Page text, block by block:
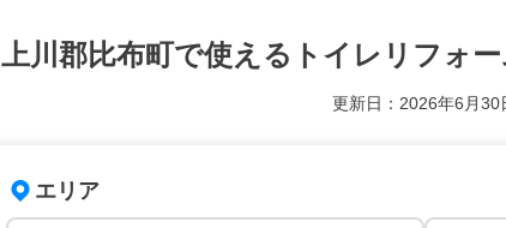
上川郡比布町で使える トイレリフォ
更新日：2026年6月30
エリア